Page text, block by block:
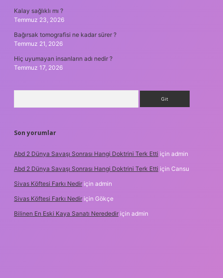
Kalay sağlıklı mı ?
Temmuz 23, 2026
Bağırsak tomografisi ne kadar sürer ?
Temmuz 21, 2026
Hiç uyumayan insanların adı nedir ?
Temmuz 17, 2026
Son yorumlar
Abd 2 Dünya Savaşı Sonrası Hangi Doktrini Terk Etti için admin
Abd 2 Dünya Savaşı Sonrası Hangi Doktrini Terk Etti için Cansu
Sivas Köftesi Farkı Nedir için admin
Sivas Köftesi Farkı Nedir için Gökçe
Bilinen En Eski Kaya Sanatı Nerededir için admin